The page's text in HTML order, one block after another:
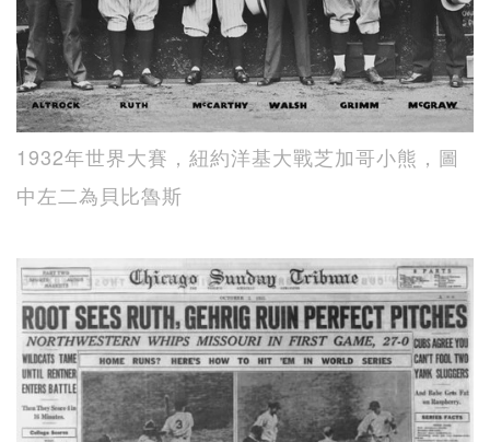
1932年世界大賽，紐約洋基大戰芝加哥小熊，圖
中左二為貝比魯斯